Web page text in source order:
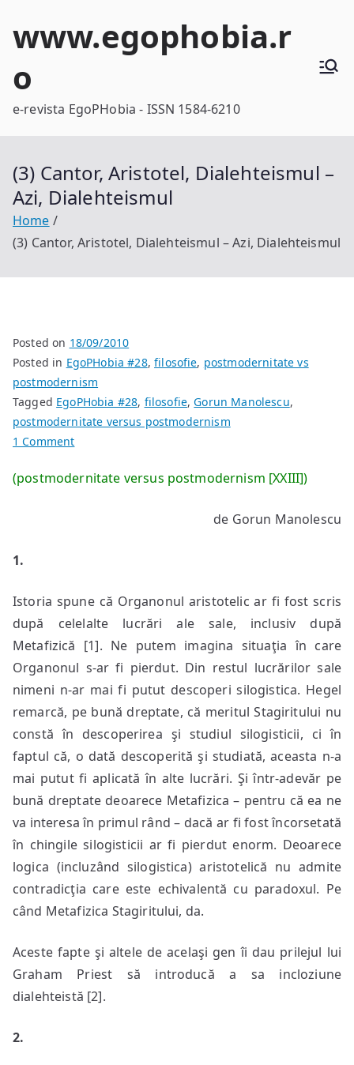
www.egophobia.r
o
e-revista EgoPHobia - ISSN 1584-6210
(3) Cantor, Aristotel, Dialehteismul –
Azi, Dialehteismul
Home
(3) Cantor, Aristotel, Dialehteismul – Azi, Dialehteismul
Posted on 18/09/2010
Posted in EgoPHobia #28,filosofie, postmodernitate vs
postmodernism
Tagged EgoPHobia #28, filosofie,Gorun Manolescu,
postmodernitate versus postmodernism
1 Commenton
Cantor,
(postmodernitate versus postmodernism [XXIII])
de Gorun Manolescu
1.
Istoria spune că Organonul aristotelic ar fi fost scris
după celelalte lucrări ale sale, inclusiv după
Metafizică [1]. Ne putem imagina situaţia în care
Organonul s-ar fi pierdut. Din restul lucrărilor sale
nimeni n-ar mai fi putut descoperi silogistica. Hegel
remarcă, pe bună dreptate, că meritul Stagiritului nu
constă în descoperirea şi studiul silogisticii, ci în
faptul că, o dată descoperită şi studiată, aceasta n-a
mai putut fi aplicată în alte lucrări. Şi într-adevăr pe
bună dreptate deoarece Metafizica – pentru că ea ne
va interesa în primul rând – dacă ar fi fost încorsetată
în chingile silogisticii ar fi pierdut enorm. Deoarece
logica (incluzând silogistica) aristotelică nu admite
contradicţia care este echivalentă cu paradoxul. Pe
când Metafizica Stagiritului, da.
Aceste fapte şi altele de acelaşi gen îi dau prilejul lui
Graham Priest să introducă a sa incloziune
dialehteistă [2].
2.